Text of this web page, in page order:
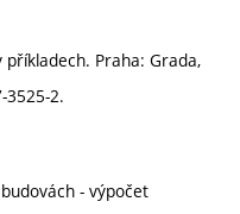
příkladech. Praha: Grada,
3525-2.
- výpočet